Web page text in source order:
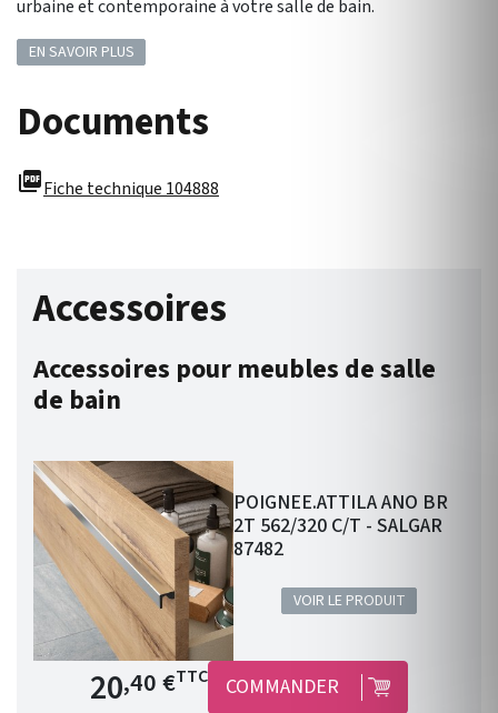
urbaine et contemporaine à votre salle de bain.
EN SAVOIR PLUS
Documents
picture_as_pdfFiche technique 104888
Accessoires
Accessoires pour meubles de salle
de bain
POIGNEE.ATTILA ANO BR
2T 562/320 C/T - SALGAR
87482
VOIR LE PRODUIT
Prix de base
20,40 €TTC COMMANDER